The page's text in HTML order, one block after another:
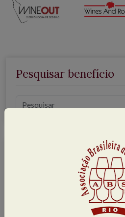
Pesquisar benefício
Por localização